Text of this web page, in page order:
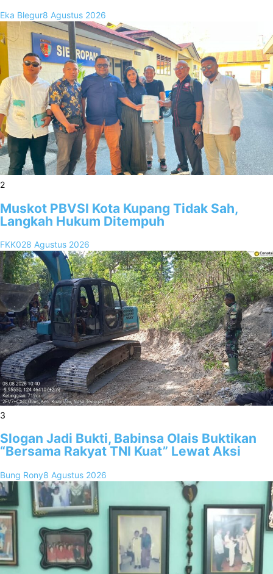
Eka Blegur8 Agustus 2026
2
Muskot PBVSI Kota Kupang Tidak Sah,
Langkah Hukum Ditempuh
FKK028 Agustus 2026
3
Slogan Jadi Bukti, Babinsa Olais Buktikan
“Bersama Rakyat TNI Kuat” Lewat Aksi
Bung Rony8 Agustus 2026